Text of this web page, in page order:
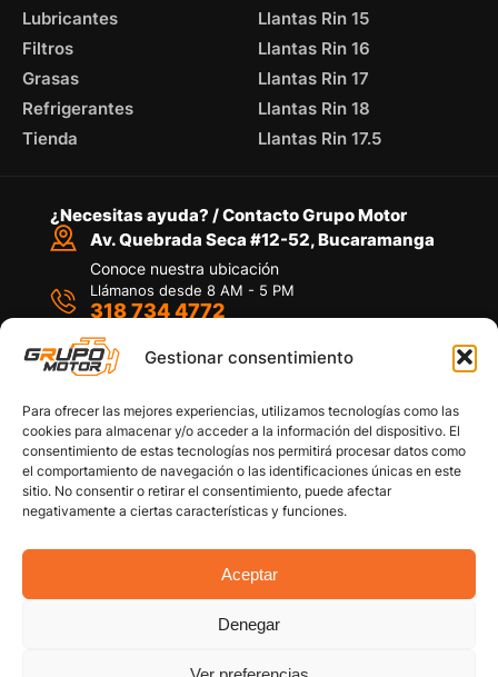
Gestionar consentimiento
Para ofrecer las mejores experiencias, utilizamos tecnologías como las
cookies para almacenar y/o acceder a la información del dispositivo. El
consentimiento de estas tecnologías nos permitirá procesar datos como
el comportamiento de navegación o las identificaciones únicas en este
sitio. No consentir o retirar el consentimiento, puede afectar
negativamente a ciertas características y funciones.
Aceptar
Denegar
Lubricantes
Filtros
Grasas
Refrigerantes
Tienda
Llantas Rin 15
Llantas Rin 16
Llantas Rin 17
Llantas Rin 18
Llantas Rin 17.5
¿Necesitas ayuda? / Contacto Grupo Motor
Av. Quebrada Seca #12-52, Bucaramanga
Conoce nuestra ubicación
Llámanos desde 8 AM - 5 PM
318 734 4772
Por medio de WhatsApp
Copyright © 2026 Grupo Motor S.A.S. Todos los
Políticas de privacidad
Política de devoluciones y/o reembolsos
Términos y Condiciones